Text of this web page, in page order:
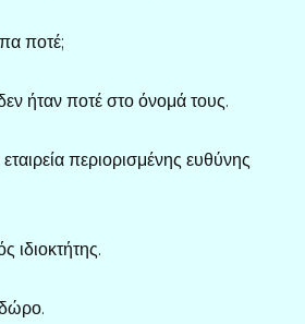
ποτέ;
ήταν ποτέ στο όνομά τους.
περιορισμένης ευθύνης
ιδιοκτήτης.